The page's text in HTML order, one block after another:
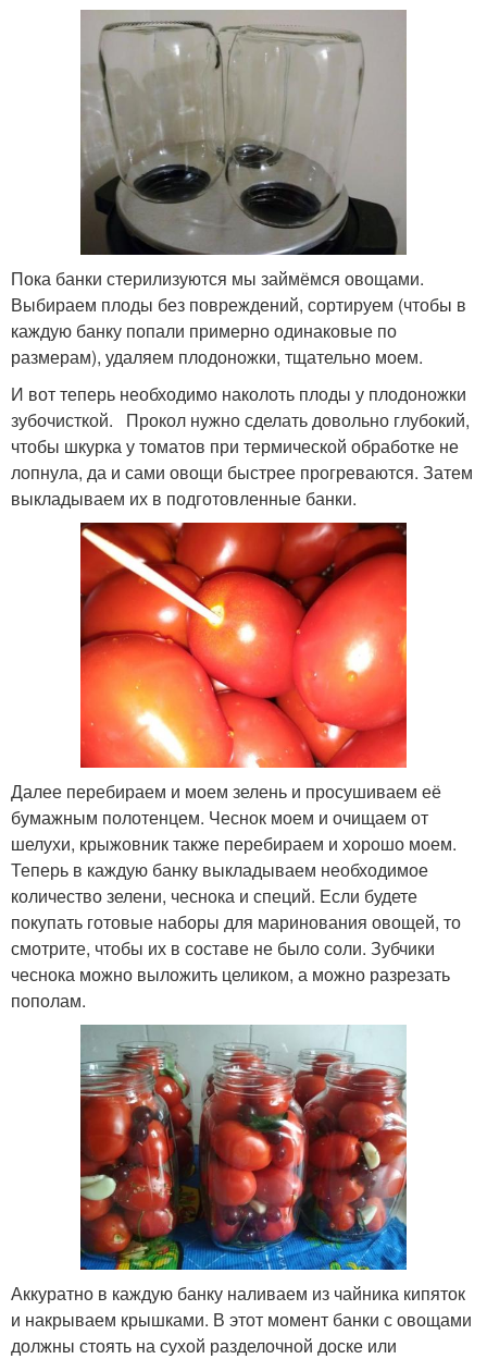
Пока банки стерилизуются мы займёмся овощами.
Выбираем плоды без повреждений, сортируем (чтобы в
каждую банку попали примерно одинаковые по
размерам), удаляем плодоножки, тщательно моем.
И вот теперь необходимо наколоть плоды у плодоножки
зубочисткой. Прокол нужно сделать довольно глубокий,
чтобы шкурка у томатов при термической обработке не
лопнула, да и сами овощи быстрее прогреваются. Затем
выкладываем их в подготовленные банки.
Далее перебираем и моем зелень и просушиваем её
бумажным полотенцем. Чеснок моем и очищаем от
шелухи, крыжовник также перебираем и хорошо моем.
Теперь в каждую банку выкладываем необходимое
количество зелени, чеснока и специй. Если будете
покупать готовые наборы для маринования овощей, то
смотрите, чтобы их в составе не было соли. Зубчики
чеснока можно выложить целиком, а можно разрезать
пополам.
Аккуратно в каждую банку наливаем из чайника кипяток
и накрываем крышками. В этот момент банки с овощами
должны стоять на сухой разделочной доске или